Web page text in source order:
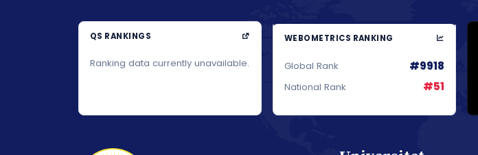
QS RANKINGS
Ranking data currently unavailable.
WEBOMETRICS RANKING
Global Rank #9918
National Rank #51